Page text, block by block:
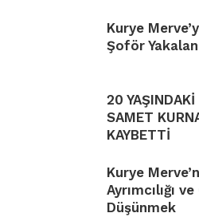
Kurye
Şoför
20
SAMET
KAYBETTİ
Kurye
Ayrımcılığı
Düşünmek